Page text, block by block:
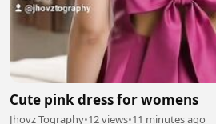
Cute pink dress for womens
Jhovz Tography•12 views•11 minutes ago